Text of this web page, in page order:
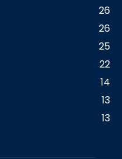
26
26
25
22
14
13
13